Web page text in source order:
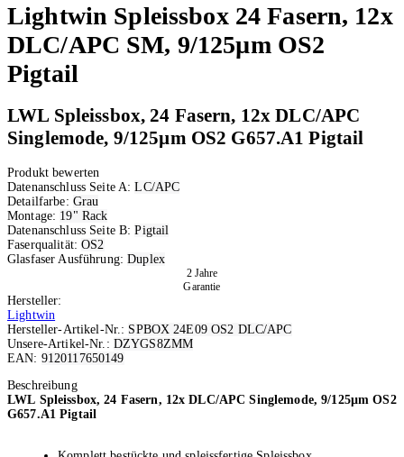
Lightwin Spleissbox 24 Fasern, 12x
DLC/APC SM, 9/125µm OS2
Pigtail
LWL Spleissbox, 24 Fasern, 12x DLC/APC
Singlemode, 9/125µm OS2 G657.A1 Pigtail
Produkt bewerten
Datenanschluss Seite A:LC/APC
Detailfarbe: Grau
Montage: 19" Rack
Datenanschluss Seite B:Pigtail
Faserqualität:OS2
Glasfaser Ausführung:Duplex
2 Jahre
Garantie
Hersteller:
Lightwin
Hersteller-Artikel-Nr.: SPBOX 24E09 OS2 DLC/APC
Unsere-Artikel-Nr.: DZYGS8ZMM
EAN: 9120117650149
Beschreibung
LWL Spleissbox, 24 Fasern, 12x DLC/APC Singlemode, 9/125µm OS2
G657.A1 Pigtail